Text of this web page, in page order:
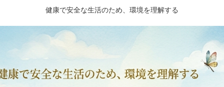
健康で安全な生活のため、環境を理解する